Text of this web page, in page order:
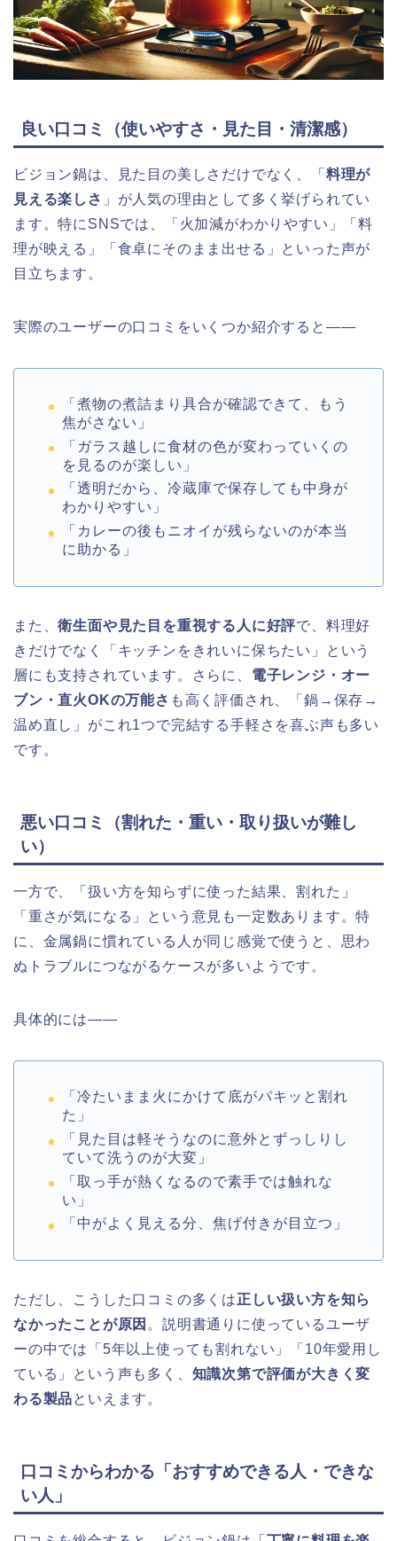
良い口コミ（使いやすさ・見た目・清潔感）
ビジョン鍋は、見た目の美しさだけでなく、「 料理が
見える楽しさ 」が人気の理由として多く挙げられてい
ます。特にSNSでは、「火加減がわかりやすい」「料
理が映える」「食卓にそのまま出せる」といった声が
目立ちます。
実際のユーザーの口コミをいくつか紹介すると——
「煮物の煮詰まり具合が確認できて、もう
焦がさない」
「ガラス越しに食材の色が変わっていくの
を見るのが楽しい」
「透明だから、冷蔵庫で保存しても中身が
わかりやすい」
「カレーの後もニオイが残らないのが本当
に助かる」
また、衛生面や見た目を重視する人に好評で、料理好
きだけでなく「キッチンをきれいに保ちたい」という
層にも支持されています。さらに、 電子レンジ・オー
ブン・直火OKの万能さ も高く評価され、「鍋→保存→
温め直し」がこれ1つで完結する手軽さを喜ぶ声も多い
です。
悪い口コミ（割れた・重い・取り扱いが難し
い）
一方で、「扱い方を知らずに使った結果、割れた」
「重さが気になる」という意見も一定数あります。特
に、金属鍋に慣れている人が同じ感覚で使うと、思わ
ぬトラブルにつながるケースが多いようです。
具体的には——
「冷たいまま火にかけて底がパキッと割れ
た」
「見た目は軽そうなのに意外とずっしりし
ていて洗うのが大変」
「取っ手が熱くなるので素手では触れな
い」
「中がよく見える分、焦げ付きが目立つ」
ただし、こうした口コミの多くは正しい扱い方を知ら
なかったことが原因 。説明書通りに使っているユーザ
ーの中では「5年以上使っても割れない」「10年愛用し
ている」という声も多く、 知識次第で評価が大きく変
わる製品といえます。
口コミからわかる「おすすめできる人・できな
い人」